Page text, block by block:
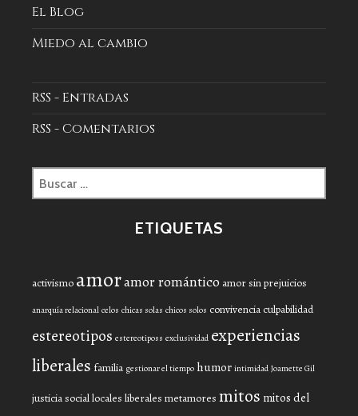
El Blog
Miedo al cambio
RSS - Entradas
RSS - Comentarios
Buscar:
ETIQUETAS
activismo amoramor romántico amor sin prejuicios
anarquía relacional celos chicas solas chicos solos convivencia culpabilidad
estereotipos estereotiposs exclusividad experiencias
liberales familia gestionar el tiempo humor intimidad Joamette Gil
justicia sociallocales liberales metamores mitos mitos del